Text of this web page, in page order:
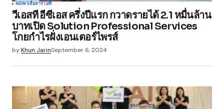
NEWSสื่อสารไอที
วีเอสที อีซีเอส ครึ่งปีแรก กวาดรายได้ 2.1 หมื่นล้าน
บาทเปิด Solution Professional Services
โกยกำไรฝั่งเอนเตอร์ไพรส์
byKhun JarinSeptember 6, 2024